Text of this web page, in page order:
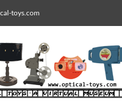
toys.com